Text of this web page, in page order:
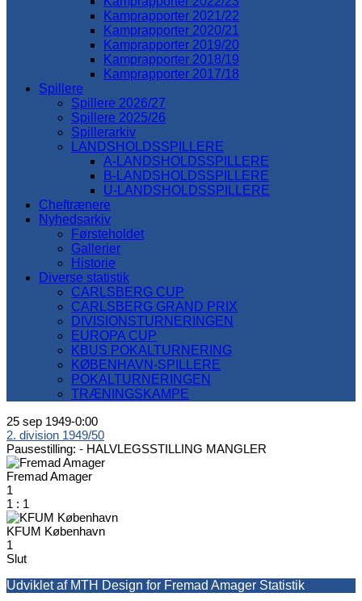
Kamprapporter 2021/22
Kamprapporter 2020/21
Kamprapporter 2019/20
Kamprapporter 2018/19
Kamprapporter 2017/18
Spillere
Spillere 2026/27
Spillere 2025/26
Spillerarkiv
LANDSHOLDSSPILLERE
A-LANDSHOLDSSPILLERE
B-LANDSHOLDSSPILLERE
U-LANDSHOLDSSPILLERE
Cheftrænere
Nyhedsarkiv
Førsteholdet
Gallerier
Historie
Diverse statistik
CARLSBERG CUP
CARLSBERG GRAND PRIX
DIVISIONSTURNERINGEN
EUROPA CUP
KBUS POKALTURNERING
KØBENHAVN-SPILLERE
POKALTURNERINGEN
TRÆNINGSKAMPE
25 sep 1949-0:00
2. division 1949/50
Pausestilling: - HALVLEGSSTILLING MANGLER
Fremad Amager
1
1 : 1
KFUM København
1
Slut
Udviklet af MTH Design for Fremad Amager Statistik